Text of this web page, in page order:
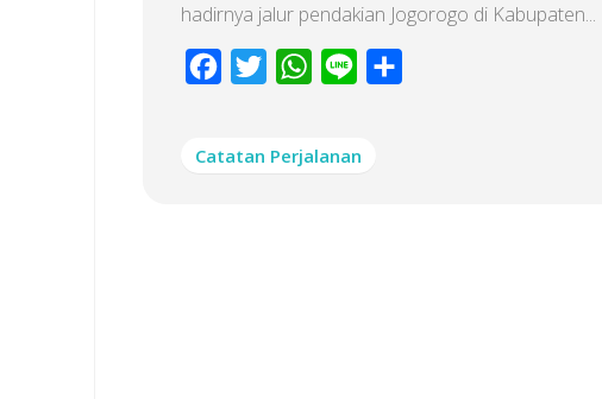
hadirnya jalur pendakian Jogorogo di Kabupaten...
Facebook
Twitter WhatsApp
Line
Catatan Perjalanan